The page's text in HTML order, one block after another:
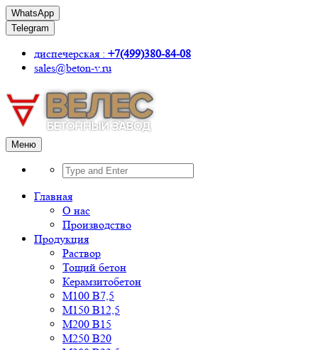
WhatsApp
Telegram
диспечерская : +7(499)380-84-08
sales@beton-v.ru
Меню
Главная
О нас
Производство
Продукция
Раствор
Тощий бетон
Керамзитобетон
М100 В7,5
М150 В12,5
М200 В15
М250 В20